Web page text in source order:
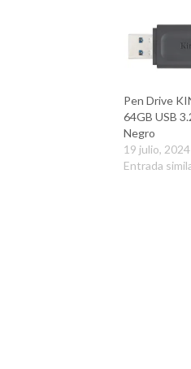
Pen Drive
64GB USB
Negro
19 julio, 2024
Entrada